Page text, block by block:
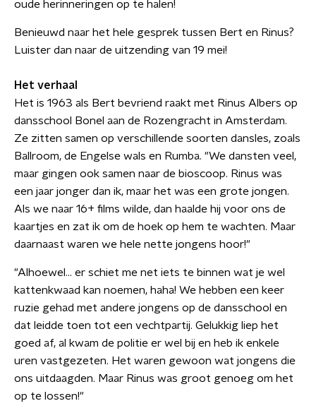
oude herinneringen op te halen!
Benieuwd naar het hele gesprek tussen Bert en Rinus?
Luister dan naar de uitzending van 19 mei!
Het verhaal
Het is 1963 als Bert bevriend raakt met Rinus Albers op
dansschool Bonel aan de Rozengracht in Amsterdam.
Ze zitten samen op verschillende soorten dansles, zoals
Ballroom, de Engelse wals en Rumba. "We dansten veel,
maar gingen ook samen naar de bioscoop. Rinus was
een jaar jonger dan ik, maar het was een grote jongen.
Als we naar 16+ films wilde, dan haalde hij voor ons de
kaartjes en zat ik om de hoek op hem te wachten. Maar
daarnaast waren we hele nette jongens hoor!"
"Alhoewel... er schiet me net iets te binnen wat je wel
kattenkwaad kan noemen, haha! We hebben een keer
ruzie gehad met andere jongens op de dansschool en
dat leidde toen tot een vechtpartij. Gelukkig liep het
goed af, al kwam de politie er wel bij en heb ik enkele
uren vastgezeten. Het waren gewoon wat jongens die
ons uitdaagden. Maar Rinus was groot genoeg om het
op te lossen!"